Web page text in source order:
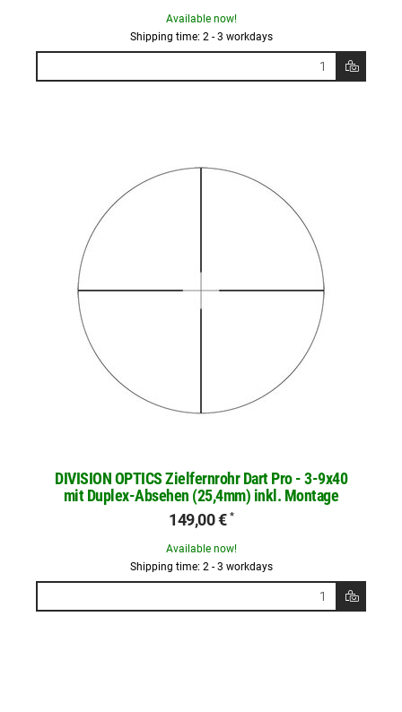
Available now!
Shipping time: 2 - 3 workdays
DIVISION OPTICS Zielfernrohr Dart Pro - 3-9x40
mit Duplex-Absehen (25,4mm) inkl. Montage
149,00 € *
Available now!
Shipping time: 2 - 3 workdays